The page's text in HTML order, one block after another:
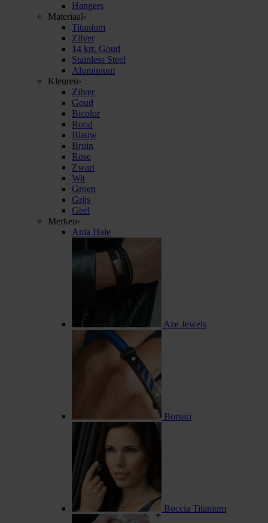
Hangers
Materiaal›
Titanium
Zilver
14 krt. Goud
Stainless Steel
Aluminium
Kleuren›
Zilver
Goud
Bicolor
Rood
Blauw
Bruin
Rose
Zwart
Wit
Groen
Grijs
Geel
Merken›
Ania Haie
Aze Jewels
Borsari
Boccia Titanium